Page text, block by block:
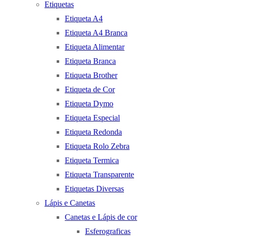
Etiquetas
Etiqueta A4
Etiqueta A4 Branca
Etiqueta Alimentar
Etiqueta Branca
Etiqueta Brother
Etiqueta de Cor
Etiqueta Dymo
Etiqueta Especial
Etiqueta Redonda
Etiqueta Rolo Zebra
Etiqueta Termica
Etiqueta Transparente
Etiquetas Diversas
Lápis e Canetas
Canetas e Lápis de cor
Esferograficas